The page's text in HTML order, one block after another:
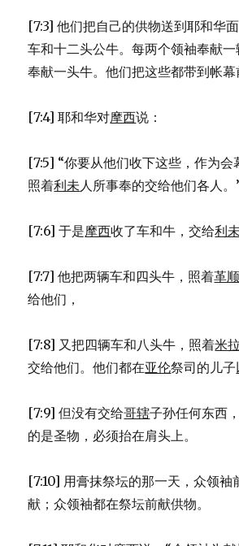
[7:3] 他们把自己的供物送到耶和华
车和十二头公牛。每两个领袖奉献
奉献一头牛。他们把这些都带到帐幕
[7:4] 耶和华对摩西说：
[7:5] “你要从他们收下这些，作为会
照着利未人所事奉的交给他们各人。
[7:6] 于是摩西收了车和牛，交给利未
[7:7] 他把两辆车和四头牛，照着革
给他们，
[7:8] 又把四辆车和八头牛，照着米
交给他们。他们都在亚伦祭司的儿子
[7:9] 但没有交给哥辖子孙任何东西
的是圣物，必须抬在肩头上。
[7:10] 用膏抹祭坛的那一天，众领袖
献；众领袖都在祭坛前献供物。